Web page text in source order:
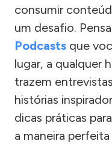
consumir
um desafio.
Podcasts que
lugar, a qualquer
trazem
histórias
dicas práticas
a maneira